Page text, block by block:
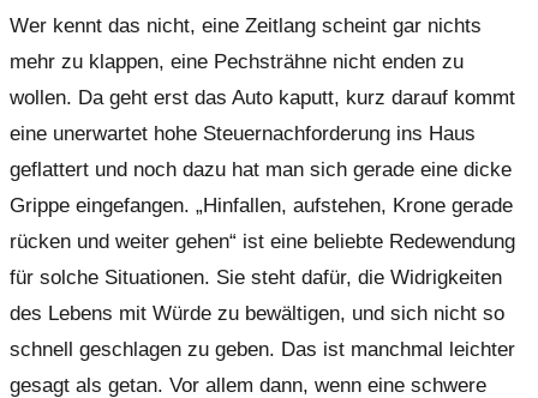
Wer kennt das nicht, eine Zeitlang scheint gar nichts
mehr zu klappen, eine Pechsträhne nicht enden zu
wollen. Da geht erst das Auto kaputt, kurz darauf kommt
eine unerwartet hohe Steuernachforderung ins Haus
geflattert und noch dazu hat man sich gerade eine dicke
Grippe eingefangen. „Hinfallen, aufstehen, Krone gerade
rücken und weiter gehen“ ist eine beliebte Redewendung
für solche Situationen. Sie steht dafür, die Widrigkeiten
des Lebens mit Würde zu bewältigen, und sich nicht so
schnell geschlagen zu geben. Das ist manchmal leichter
gesagt als getan. Vor allem dann, wenn eine schwere